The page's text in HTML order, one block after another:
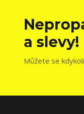
a slevy!
Můžete se